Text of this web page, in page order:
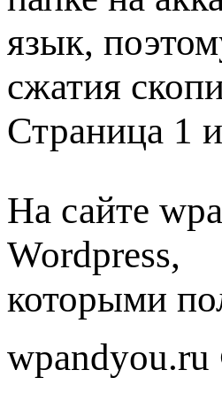
язык,
сжатия
Страница 1
На сайте
Wordpress,
которыми